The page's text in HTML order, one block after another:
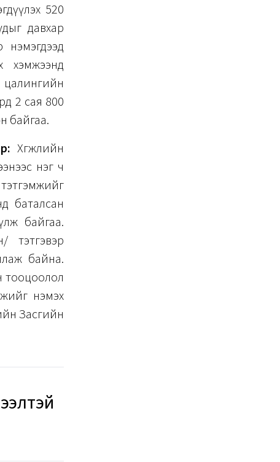
520
давхар
хэмжээнд
2 сая 800
байгаа.
Хөгжлийн
нэг ч
тэтгэмжийг
баталсан
байгаа.
тэтгэвэр
байна.
тооцоолол
нэмэх
Засгийн